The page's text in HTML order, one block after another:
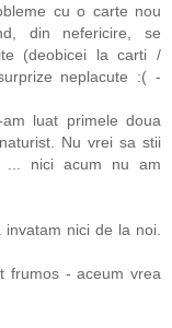
cu o carte nou
din nefericire, se
(deobicei la carti /
neplacute :( -
luat primele doua
Nu vrei sa stii
... nici acum nu am
nici de la noi.
frumos - aceum vrea